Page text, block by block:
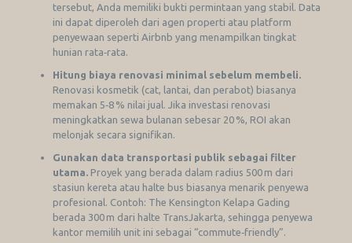
tersebut, Anda memiliki bukti permintaan yang stabil. Data
ini dapat diperoleh dari agen properti atau platform
penyewaan seperti Airbnb yang menampilkan tingkat
hunian rata‑rata.
Hitung biaya renovasi minimal sebelum membeli.
Renovasi kosmetik (cat, lantai, dan perabot) biasanya
memakan 5‑8 % nilai jual. Jika investasi renovasi
meningkatkan sewa bulanan sebesar 20 %, ROI akan
melonjak secara signifikan.
Gunakan data transportasi publik sebagai filter
utama. Proyek yang berada dalam radius 500 m dari
stasiun kereta atau halte bus biasanya menarik penyewa
profesional. Contoh: The Kensington Kelapa Gading
berada 300 m dari halte TransJakarta, sehingga penyewa
kantor memilih unit ini sebagai “commute‑friendly”.